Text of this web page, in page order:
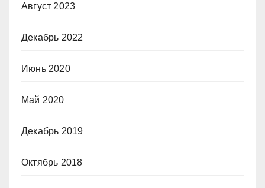
Август 2023
Декабрь 2022
Июнь 2020
Май 2020
Декабрь 2019
Октябрь 2018